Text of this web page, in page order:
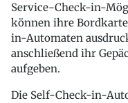
Service-Check-in-
können ihre
in-Automaten
anschließend ihr
aufgeben.
Die Self-Check-in-